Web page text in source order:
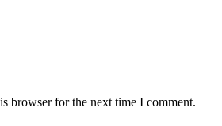
browser for the next time I comment.